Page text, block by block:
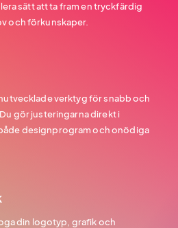
sätt att ta fram en tryckfärdig
och förkunskaper.
verktyg för snabb och
gör justeringarna direkt i
designprogram och onödiga
din logotyp, grafik och